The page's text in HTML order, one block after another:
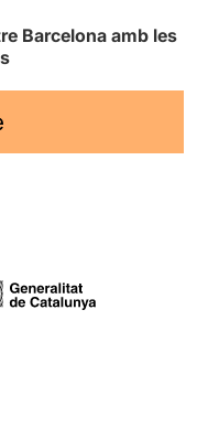
Barcelona amb les